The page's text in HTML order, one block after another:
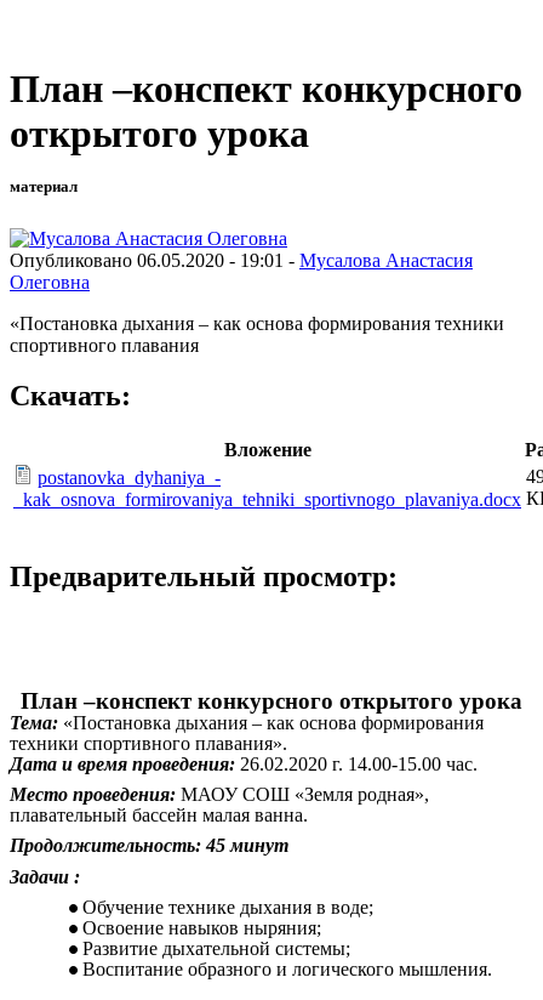
План –конспект конкурсного
открытого урока
материал
Опубликовано 06.05.2020 - 19:01 - Мусалова Анастасия
Олеговна
«Постановка дыхания – как основа формирования техники
спортивного плавания
Скачать:
Вложение
postanovka_dyhaniya_-
_kak_osnova_formirovaniya_tehniki_sportivnogo_plavaniya.docx
Предварительный просмотр:
План –конспект конкурсного открытого урока
Тема: «Постановка дыхания – как основа формирования
техники спортивного плавания».
Дата и время проведения: 26.02.2020 г. 14.00-15.00 час.
Место проведения: МАОУ СОШ «Земля родная»,
плавательный бассейн малая ванна.
Продолжительность: 45 минут
Задачи :
Обучение технике дыхания в воде;
Освоение навыков ныряния;
Развитие дыхательной системы;
Воспитание образного и логического мышления.